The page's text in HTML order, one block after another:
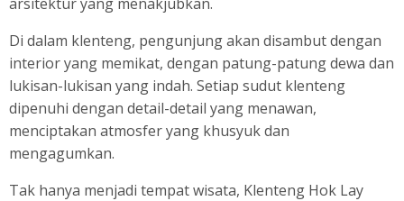
Di dalam klenteng, pengunjung akan disambut dengan
interior yang memikat, dengan patung-patung dewa dan
lukisan-lukisan yang indah. Setiap sudut klenteng
dipenuhi dengan detail-detail yang menawan,
menciptakan atmosfer yang khusyuk dan
mengagumkan.
Tak hanya menjadi tempat wisata, Klenteng Hok Lay